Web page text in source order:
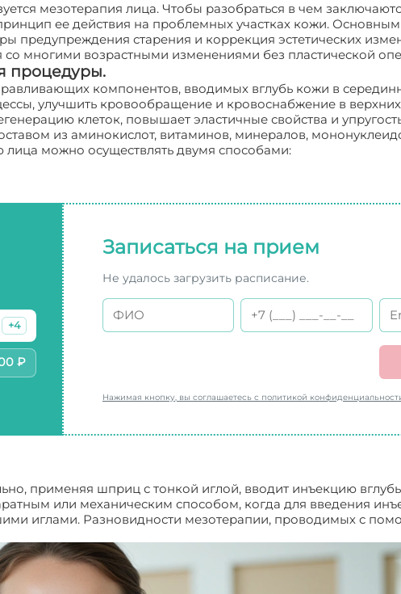
мезотерапия лица. Чтобы разобраться в чем
ее действия на проблемных участках кожи.
старения и коррекция эстетических
многими возрастными изменениями без пластической
процедуры.
компонентов, вводимых вглубь кожи в
улучшить кровообращение и кровоснабжение в
клеток, повышает эластичные свойства и
из аминокислот, витаминов, минералов,
можно осуществлять двумя способами:
+4
₽
Записаться на прием
Не удалось загрузить расписание.
Нажимая кнопку, вы соглашаетесь с политикой
применяя шприц с тонкой иглой, вводит инъекцию
или механическим способом, когда для введения
иглами. Разновидности мезотерапии, проводимых с